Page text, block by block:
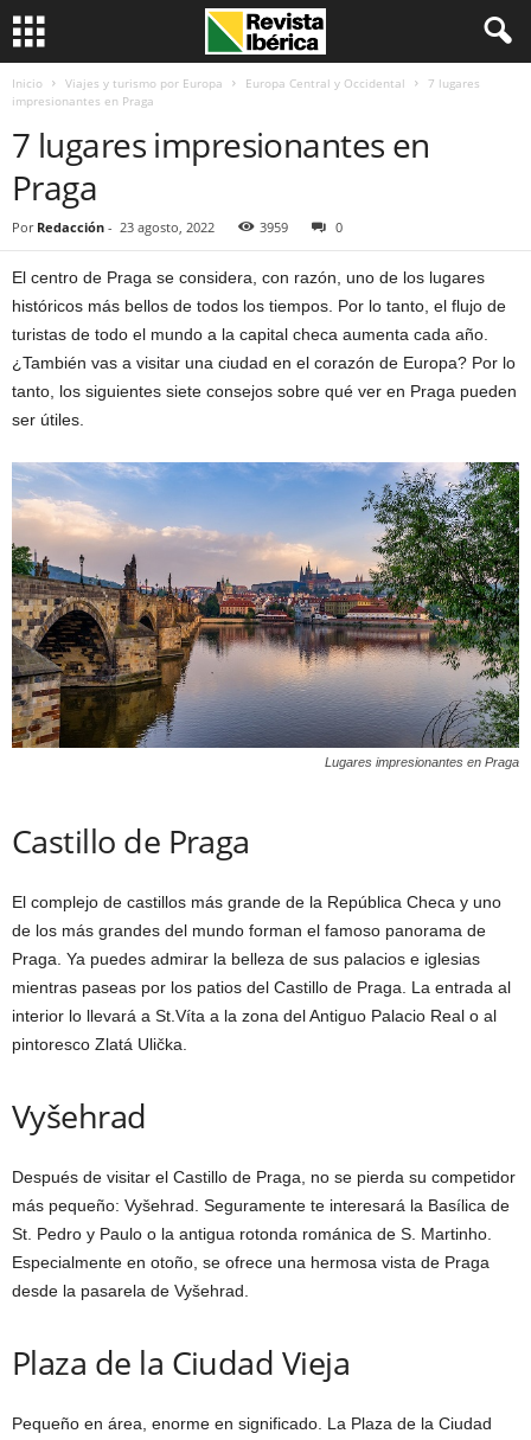
Inicio Viajes y turismo por Europa Europa Central y Occidental
7 lugares
impresionantes en Praga
7 lugares impresionantes en
Praga
Por Redacción - 23 agosto, 2022 3959 0
El centro de Praga se considera, con razón, uno de los lugares
históricos más bellos de todos los tiempos. Por lo tanto, el flujo de
turistas de todo el mundo a la capital checa aumenta cada año.
¿También vas a visitar una ciudad en el corazón de Europa? Por lo
tanto, los siguientes siete consejos sobre qué ver en Praga pueden
ser útiles.
Lugares impresionantes en Praga
Castillo de Praga
El complejo de castillos más grande de la República Checa y uno
de los más grandes del mundo forman el famoso panorama de
Praga. Ya puedes admirar la belleza de sus palacios e iglesias
mientras paseas por los patios del Castillo de Praga. La entrada al
interior lo llevará a St.Víta a la zona del Antiguo Palacio Real o al
pintoresco Zlatá Ulička.
Vyšehrad
Después de visitar el Castillo de Praga, no se pierda su competidor
más pequeño: Vyšehrad. Seguramente te interesará la Basílica de
St. Pedro y Paulo o la antigua rotonda románica de S. Martinho.
Especialmente en otoño, se ofrece una hermosa vista de Praga
desde la pasarela de Vyšehrad.
Plaza de la Ciudad Vieja
Pequeño en área, enorme en significado. La Plaza de la Ciudad